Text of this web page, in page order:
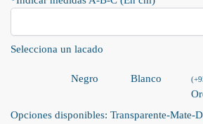
Selecciona un lacado
Negro Blanco (+
Opciones disponibles: Transparente-Mate-